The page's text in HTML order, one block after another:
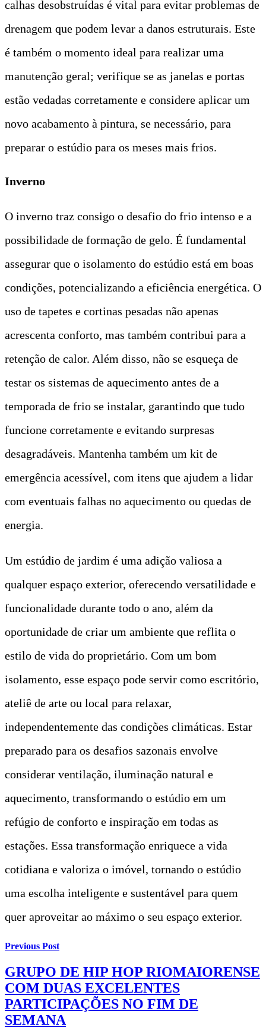
calhas desobstruídas é vital para evitar problemas de
drenagem que podem levar a danos estruturais. Este
é também o momento ideal para realizar uma
manutenção geral; verifique se as janelas e portas
estão vedadas corretamente e considere aplicar um
novo acabamento à pintura, se necessário, para
preparar o estúdio para os meses mais frios.
Inverno
O inverno traz consigo o desafio do frio intenso e a
possibilidade de formação de gelo. É fundamental
assegurar que o isolamento do estúdio está em boas
condições, potencializando a eficiência energética. O
uso de tapetes e cortinas pesadas não apenas
acrescenta conforto, mas também contribui para a
retenção de calor. Além disso, não se esqueça de
testar os sistemas de aquecimento antes de a
temporada de frio se instalar, garantindo que tudo
funcione corretamente e evitando surpresas
desagradáveis. Mantenha também um kit de
emergência acessível, com itens que ajudem a lidar
com eventuais falhas no aquecimento ou quedas de
energia.
Um estúdio de jardim é uma adição valiosa a
qualquer espaço exterior, oferecendo versatilidade e
funcionalidade durante todo o ano, além da
oportunidade de criar um ambiente que reflita o
estilo de vida do proprietário. Com um bom
isolamento, esse espaço pode servir como escritório,
ateliê de arte ou local para relaxar,
independentemente das condições climáticas. Estar
preparado para os desafios sazonais envolve
considerar ventilação, iluminação natural e
aquecimento, transformando o estúdio em um
refúgio de conforto e inspiração em todas as
estações. Essa transformação enriquece a vida
cotidiana e valoriza o imóvel, tornando o estúdio
uma escolha inteligente e sustentável para quem
quer aproveitar ao máximo o seu espaço exterior.
Previous Post
GRUPO DE HIP HOP RIOMAIORENSE
COM DUAS EXCELENTES
PARTICIPAÇÕES NO FIM DE
SEMANA